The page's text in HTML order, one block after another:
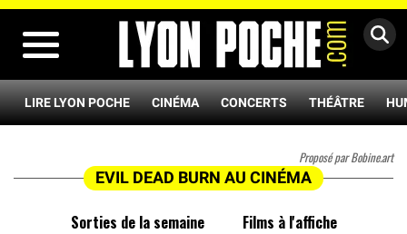
LIRE LYON POCHE CINÉMA CONCERTS THÉÂTRE
Proposé par Bobine.art
EVIL DEAD BURN AU CINÉMA
Sorties de la semaine
Films à l'affiche